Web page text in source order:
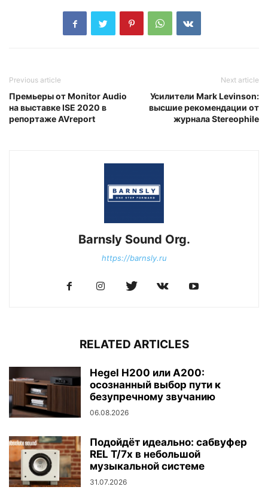
Previous article
Премьеры от Monitor Audio
на выставке ISE 2020 в
репортаже AVreport
Next article
Усилители Mark Levinson:
высшие рекомендации от
журнала Stereophile
Barnsly Sound Org.
https://barnsly.ru
RELATED ARTICLES
Hegel H200 или A200:
осознанный выбор пути к
безупречному звучанию
06.08.2026
Подойдёт идеально: сабвуфер
REL T/7x в небольшой
музыкальной системе
31.07.2026